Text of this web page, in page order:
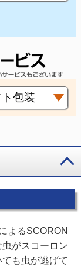
包装
よるSCORON
がスコーロン
も虫が逃げて